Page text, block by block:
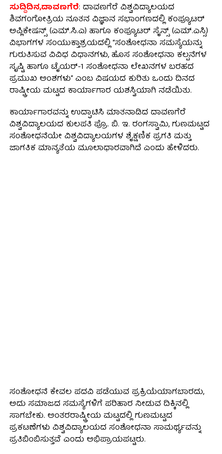
ಸುದ್ದಿದಿನ,ದಾವಣಗೆರೆ: ದಾವಣಗೆರೆ ವಿಶ್ವವಿದ್ಯಾಲಯದ
ಶಿವಗಂಗೋತ್ರಿಯ ನೂತನ ವಿಜ್ಞಾನ ಸಭಾಂಗಣದಲ್ಲಿ ಕಂಪ್ಯೂಟರ್
ಅಪ್ಲಿಕೇಷನ್ಸ್ (ಎಮ್.ಸಿ.ಎ) ಹಾಗೂ ಕಂಪ್ಯೂಟರ್ ಸೈನ್ಸ್ (ಎಮ್.ಎಸ್ಸಿ)
ವಿಭಾಗಗಳ ಸಂಯುಕ್ತಾಶ್ರಯದಲ್ಲಿ “ಸಂಶೋಧನಾ ಸಮಸ್ಯೆಯನ್ನು
ಗುರುತಿಸುವ ವಿವಿಧ ವಿಧಾನಗಳು, ಹೊಸ ಸಂಶೋಧನಾ ಕಲ್ಪನೆಗಳ
ಸೃಷ್ಟಿ ಹಾಗೂ ಟೈಯರ್-1 ಸಂಶೋಧನಾ ಲೇಖನಗಳ ಬರಹದ
ಪ್ರಮುಖ ಅಂಶಗಳು” ಎಂಬ ವಿಷಯದ ಕುರಿತು ಒಂದು ದಿನದ
ರಾಷ್ಟ್ರೀಯ ಮಟ್ಟದ ಕಾರ್ಯಾಗಾರ ಯಶಸ್ವಿಯಾಗಿ ನಡೆಯಿತು.
ಕಾರ್ಯಾಗಾರವನ್ನು ಉದ್ಘಾಟಿಸಿ ಮಾತನಾಡಿದ ದಾವಣಗೆರೆ
ವಿಶ್ವವಿದ್ಯಾಲಯದ ಕುಲಪತಿ ಪ್ರೊ. ಬಿ. ಇ. ರಂಗಸ್ವಾಮಿ, ಗುಣಮಟ್ಟದ
ಸಂಶೋಧನೆಯೇ ವಿಶ್ವವಿದ್ಯಾಲಯಗಳ ಶೈಕ್ಷಣಿಕ ಪ್ರಗತಿ ಮತ್ತು
ಜಾಗತಿಕ ಮಾನ್ಯತೆಯ ಮೂಲಾಧಾರವಾಗಿದೆ ಎಂದು ಹೇಳಿದರು.
ಸಂಶೋಧನೆ ಕೇವಲ ಪದವಿ ಪಡೆಯುವ ಪ್ರಕ್ರಿಯೆಯಾಗಬಾರದು,
ಅದು ಸಮಾಜದ ಸಮಸ್ಯೆಗಳಿಗೆ ಪರಿಹಾರ ನೀಡುವ ದಿಕ್ಕಿನಲ್ಲಿ
ಸಾಗಬೇಕು. ಅಂತರರಾಷ್ಟ್ರೀಯ ಮಟ್ಟದಲ್ಲಿ ಗುಣಮಟ್ಟದ
ಪ್ರಕಟಣೆಗಳು ವಿಶ್ವವಿದ್ಯಾಲಯದ ಸಂಶೋಧನಾ ಸಾಮರ್ಥ್ಯವನ್ನು
ಪ್ರತಿಬಿಂಬಿಸುತ್ತವೆ ಎಂದು ಅಭಿಪ್ರಾಯಪಟ್ಟರು.